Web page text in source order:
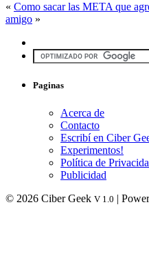
« Como sacar las META que
amigo »
Paginas
Acerca de
Contacto
Escribí en Ciber
Experimentos!
Política de
Publicidad
© 2026 Ciber Geek V 1.0 |